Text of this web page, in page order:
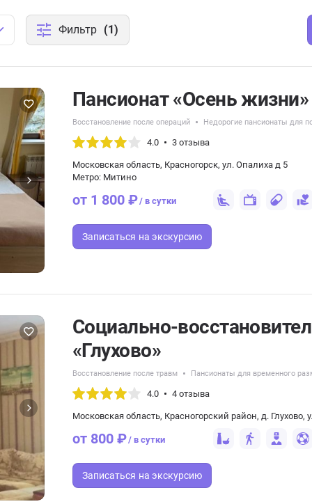
Фильтр (1)
Пансионат «Осень
Восстановление после операций Недорогие пансионаты для
4.0 3 отзыва
Московская область, Красногорск, ул. Опалиха д 5
Метро: Митино
от 1 800 ₽/ в сутки
Записаться на экскурсию
Социально-
«Глухово»
Восстановление после травм Пансионаты для временного
4.0 4 отзыва
Московская область, Красногорский район, д. Глухово,
от 800 ₽/ в сутки
Записаться на экскурсию